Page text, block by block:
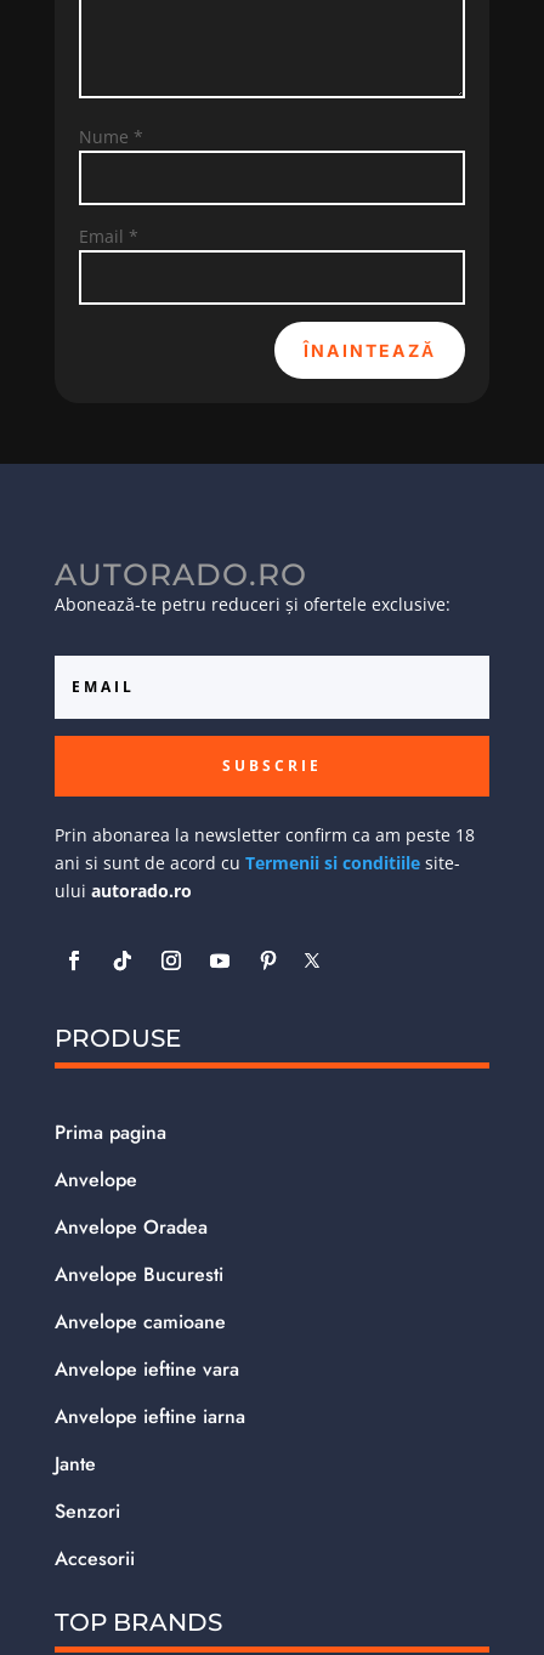
Nume *
Email *
ÎNAINTEAZĂ
AUTORADO.RO
Abonează-te petru reduceri și ofertele exclusive:
SUBSCRIE
Prin abonarea la newsletter confirm ca am peste 18
ani si sunt de acord cu Termenii si conditiilesite-
ului autorado.ro
PRODUSE
Prima pagina
Anvelope
Anvelope Oradea
Anvelope Bucuresti
Anvelope camioane
Anvelope ieftine vara
Anvelope ieftine iarna
Jante
Senzori
Accesorii
TOP BRANDS